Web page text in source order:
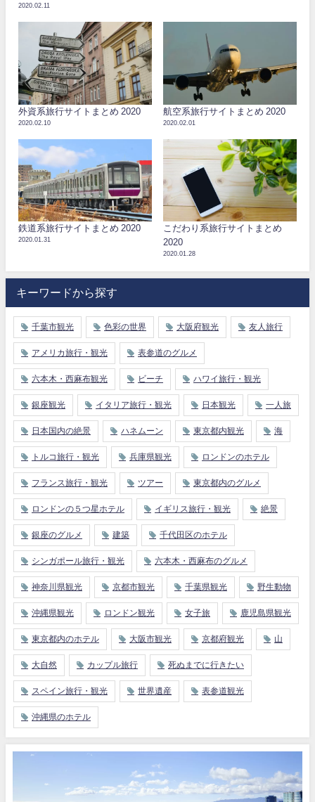
2020.02.11
外資系旅行サイトまとめ 2020
2020.02.10
航空系旅行サイトまとめ 2020
2020.02.01
鉄道系旅行サイトまとめ 2020
2020.01.31
こだわり系旅行サイトまとめ
2020
2020.01.28
キーワードから探す
千葉市観光 色彩の世界 大阪府観光 友人旅行
アメリカ旅行・観光 表参道のグルメ
六本木・西麻布観光 ビーチ ハワイ旅行・観光
銀座観光 イタリア旅行・観光 日本観光 一人旅
日本国内の絶景 ハネムーン 東京都内観光 海
トルコ旅行・観光 兵庫県観光 ロンドンのホテル
フランス旅行・観光 ツアー 東京都内のグルメ
ロンドンの５つ星ホテル イギリス旅行・観光 絶景
銀座のグルメ 建築 千代田区のホテル
シンガポール旅行・観光 六本木・西麻布のグルメ
神奈川県観光 京都市観光 千葉県観光 野生動物
沖縄県観光 ロンドン観光 女子旅 鹿児島県観光
東京都内のホテル 大阪市観光 京都府観光 山
大自然 カップル旅行 死ぬまでに行きたい
スペイン旅行・観光 世界遺産 表参道観光
沖縄県のホテル